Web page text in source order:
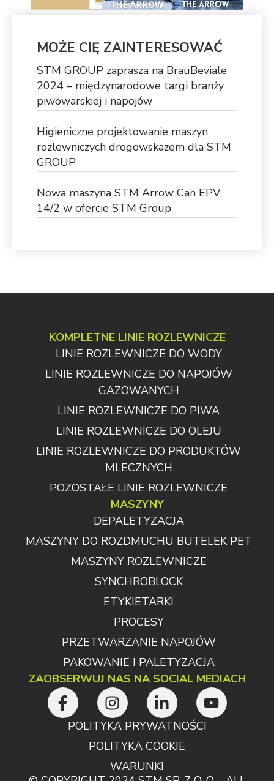
MOŻE CIĘ ZAINTERESOWAĆ
STM GROUP zaprasza na BrauBeviale
2024 – międzynarodowe targi branży
piwowarskiej i napojów
Higieniczne projektowanie maszyn
rozlewniczych drogowskazem dla STM
GROUP
Nowa maszyna STM Arrow Can EPV
14/2 w ofercie STM Group
KOMPLETNE LINIE ROZLEWNICZE
LINIE ROZLEWNICZE DO WODY
LINIE ROZLEWNICZE DO NAPOJÓW
GAZOWANYCH
LINIE ROZLEWNICZE DO PIWA
LINIE ROZLEWNICZE DO OLEJU
LINIE ROZLEWNICZE DO PRODUKTÓW
MLECZNYCH
POZOSTAŁE LINIE ROZLEWNICZE
MASZYNY
DEPALETYZACJA
MASZYNY DO ROZDMUCHU BUTELEK PET
MASZYNY ROZLEWNICZE
SYNCHROBLOCK
ETYKIETARKI
PROCESY
PRZETWARZANIE NAPOJÓW
PAKOWANIE I PALETYZACJA
ZAOBSERWUJ NAS NA SOCIAL MEDIACH
POLITYKA PRYWATNOŚCI
POLITYKA COOKIE
WARUNKI